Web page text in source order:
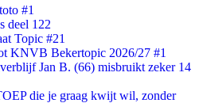
#1
deel 122
Topic #21
KNVB Bekertopic 2026/27 #1
Jan B. (66) misbruikt zeker 14
die je graag kwijt wil, zonder